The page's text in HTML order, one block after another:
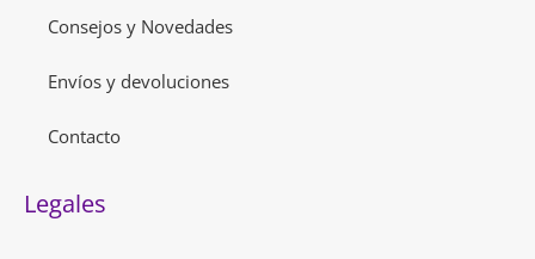
Consejos y Novedades
Envíos y devoluciones
Contacto
Legales